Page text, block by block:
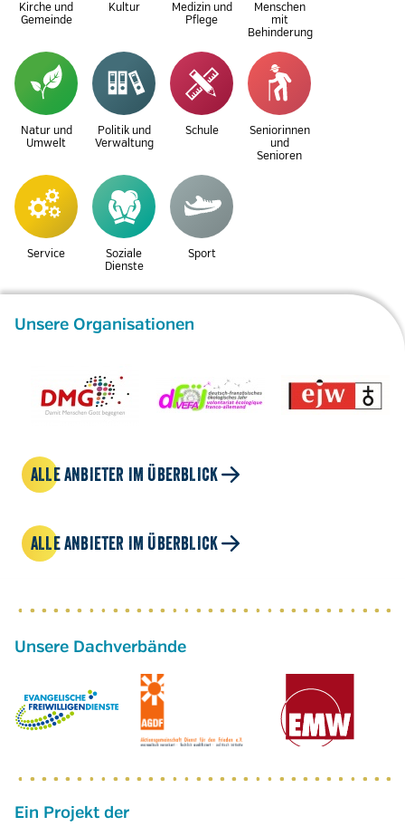
Kirche und
Gemeinde
Kultur
Medizin und
Pflege
Menschen
mit
Behinderung
Natur und
Umwelt
Politik und
Verwaltung
Schule
Seniorinnen
und
Senioren
Service
Soziale
Dienste
Sport
Unsere Organisationen
ALLE ANBIETER IM ÜBERBLICK
ALLE ANBIETER IM ÜBERBLICK
Ein Projekt der